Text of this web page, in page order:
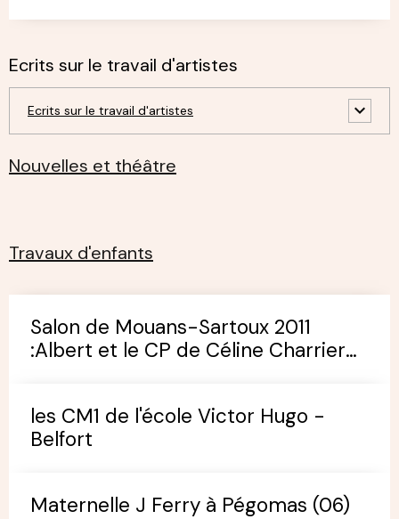
Ecrits sur le travail d'artistes
Ecrits sur le travail d'artistes
Nouvelles et théâtre
Travaux d'enfants
Salon de Mouans-Sartoux 2011
:Albert et le CP de Céline Charrier
les CM1 de l'école Victor Hugo -
Belfort
Maternelle J Ferry à Pégomas (06)